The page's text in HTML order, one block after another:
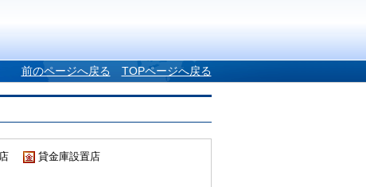
前のページへ戻る TOPページへ戻る
貸金庫設置店